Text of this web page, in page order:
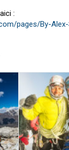
:
pages/By-